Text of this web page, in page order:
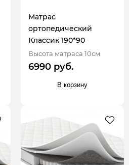
Матрас
ортопедический
Классик 190*90
Высота матраса 10см
6990 руб.
В корзину